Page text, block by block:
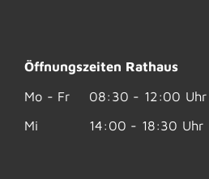
Öffnungszeiten Rathaus
Mo - Fr
08:30 - 12:00 Uhr
Mi
14:00 - 18:30 Uhr